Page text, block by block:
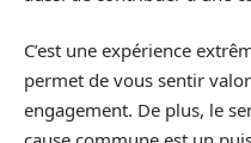
C’est une expérience
permet de vous sentir
engagement. De plus, le